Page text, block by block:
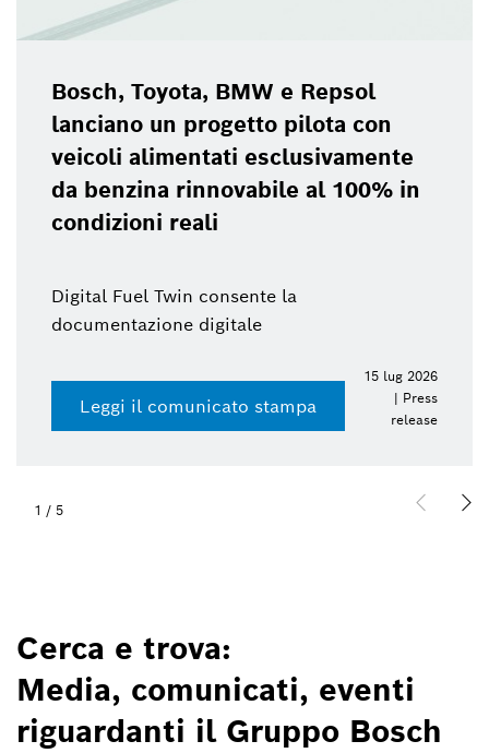
Bosch, Toyota, BMW e Repsol
lanciano un progetto pilota con
veicoli alimentati esclusivamente
da benzina rinnovabile al 100% in
condizioni reali
Digital Fuel Twin consente la
documentazione digitale
Leggi il comunicato stampa
15 lug 2026
| Press
release
1 / 5
Cerca e trova:
Media, comunicati, eventi
riguardanti il Gruppo Bosch